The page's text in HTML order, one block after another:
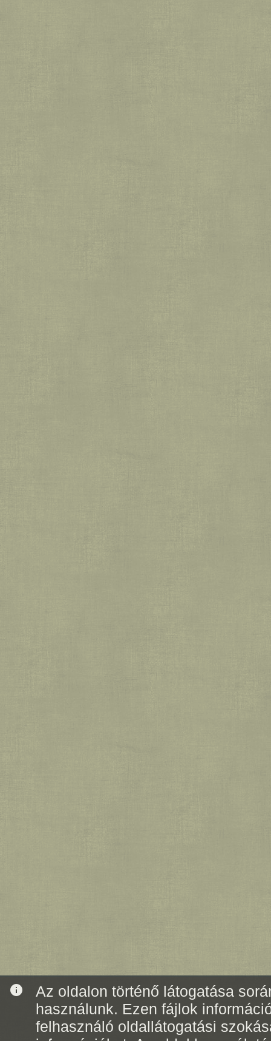
info
Az oldalon történő látogatása
használunk. Ezen fájlok
felhasználó oldallátogatási